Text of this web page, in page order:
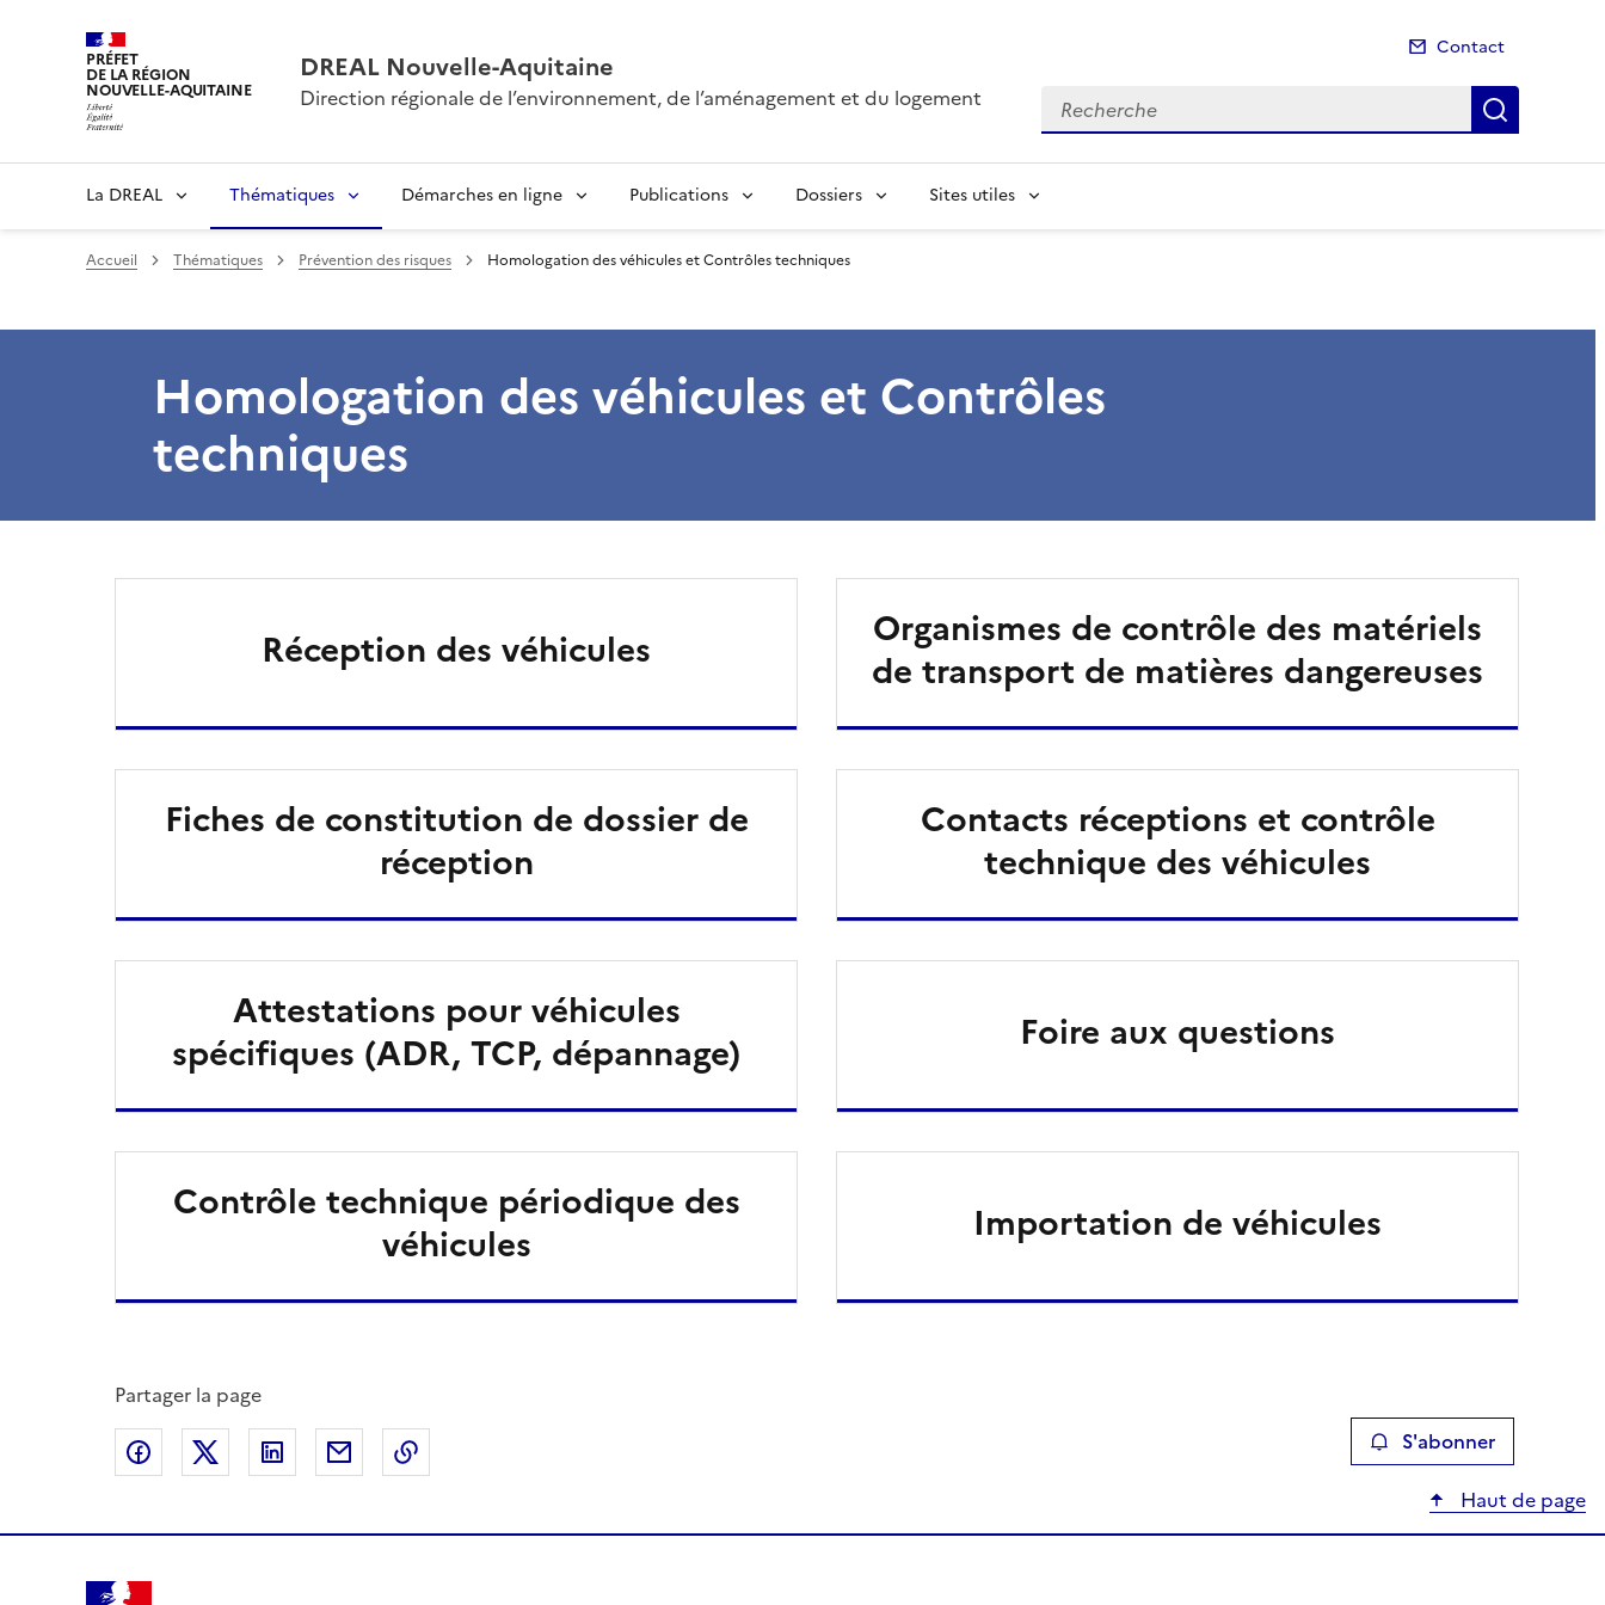
PRÉFET
DE LA RÉGION
NOUVELLE-AQUITAINE
DREAL Nouvelle-Aquitaine
Direction régionale de l’environnement, de l’aménagement et du logement
Contact
Recherche
La DREAL Thématiques Démarches en ligne Publications Dossiers Sites utiles
Accueil Thématiques Prévention des risques Homologation des véhicules et Contrôles techniques
Homologation des véhicules et Contrôles
techniques
Réception des véhicules
Fiches de constitution de dossier de
réception
Attestations pour véhicules
spécifiques (ADR, TCP, dépannage)
Contrôle technique périodique des
véhicules
Organismes de contrôle des matériels
de transport de matières dangereuses
Contacts réceptions et contrôle
technique des véhicules
Foire aux questions
Importation de véhicules
Partager la page
Partager sur Facebook
Partager sur XPartager sur LinkedIn
Partager par email S'abonner
Haut de page